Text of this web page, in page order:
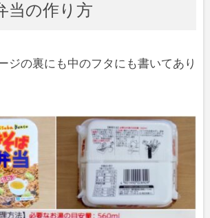
当の作り方
ジの裏にも中のフタにも書いてあり